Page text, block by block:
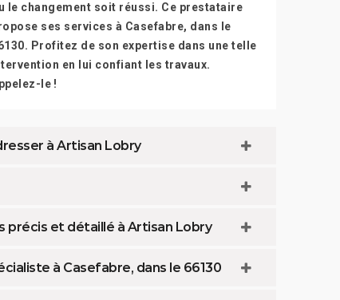
le changement soit réussi. Ce prestataire
ses services à Casefabre, dans le
Profitez de son expertise dans une telle
en lui confiant les travaux.
le !
à Artisan Lobry
précis et détaillé à Artisan Lobry
à Casefabre, dans le 66130